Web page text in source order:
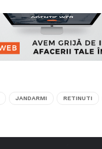
JANDARMI RETINUTI